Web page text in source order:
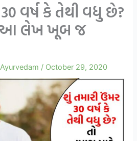
વર્ષ કે તેથી વધુ છે?
આ લેખ ખૂબ જ
Ayurvedam / October 29, 2020